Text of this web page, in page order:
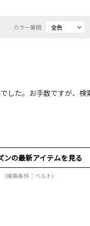
カラー展開 全色
した。お手数ですが、検
ンの最新アイテムを見る
（検索条件：ベルト）